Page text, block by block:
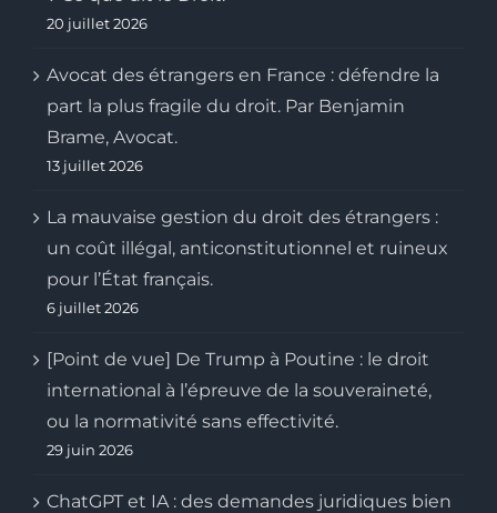
20 juillet 2026
Avocat des étrangers en France : défendre la
part la plus fragile du droit. Par Benjamin
Brame, Avocat.
13 juillet 2026
La mauvaise gestion du droit des étrangers :
un coût illégal, anticonstitutionnel et ruineux
pour l’État français.
6 juillet 2026
[Point de vue] De Trump à Poutine : le droit
international à l’épreuve de la souveraineté,
ou la normativité sans effectivité.
29 juin 2026
ChatGPT et IA : des demandes juridiques bien